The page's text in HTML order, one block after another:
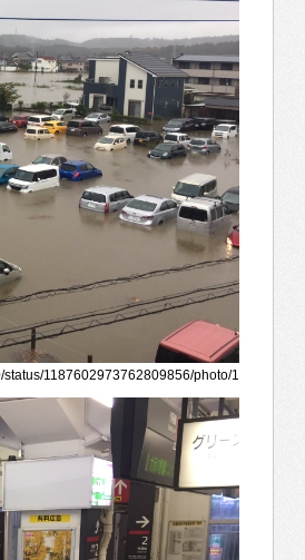
1187602973762809856/photo/1